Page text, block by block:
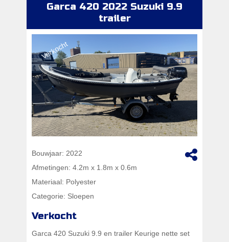
Garca 420 2022 Suzuki 9.9
trailer
Verkocht
Bouwjaar: 2022
Afmetingen:4.2m x 1.8m x 0.6m
Materiaal: Polyester
Categorie: Sloepen
Verkocht
Garca 420 Suzuki 9.9 en trailer Keurige nette set